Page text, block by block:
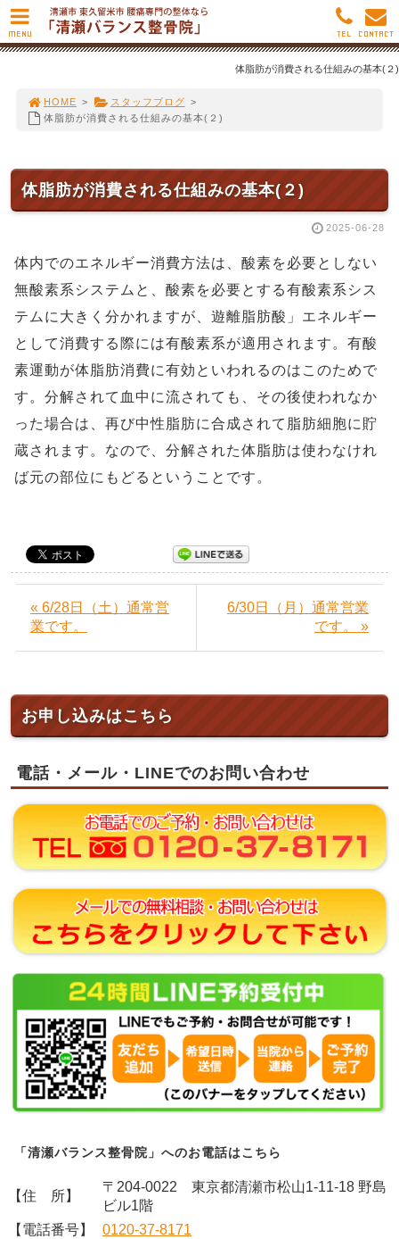
体脂肪が消費される仕組みの基本(２)
HOME > スタッフブログ >
体脂肪が消費される仕組みの基本(２)
体脂肪が消費される仕組みの基本(２)
2025-06-28
体内でのエネルギー消費方法は、酸素を必要としない
無酸素系システムと、酸素を必要とする有酸素系シス
テムに大きく分かれますが、遊離脂肪酸」エネルギー
として消費する際には有酸素系が適用されます。有酸
素運動が体脂肪消費に有効といわれるのはこのためで
す。分解されて血中に流されても、その後使われなか
った場合は、再び中性脂肪に合成されて脂肪細胞に貯
蔵されます。なので、分解された体脂肪は使わなけれ
ば元の部位にもどるということです。
« 6/28日（土）通常営
業です。
6/30日（月）通常営業
です。 »
お申し込みはこちら
電話・メール・LINEでのお問い合わせ
「清瀬バランス整骨院」へのお電話はこちら
【住 所】
〒204-0022 東京都清瀬市松山1-11-18 野島
ビル1階
【電話番号】
0120-37-8171
MENU CONTACT
TEL